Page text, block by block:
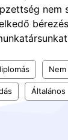
nem
Általános